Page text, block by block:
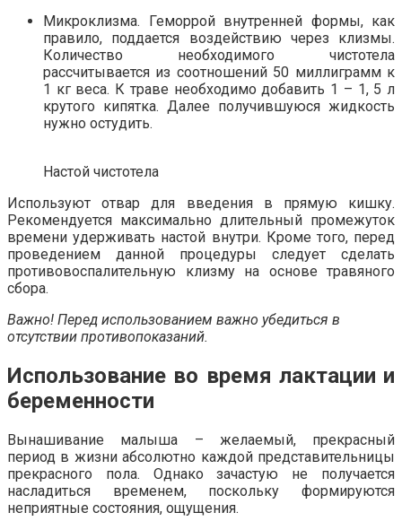
Микроклизма. Геморрой внутренней формы, как
правило, поддается воздействию через клизмы.
Количество необходимого чистотела
рассчитывается из соотношений 50 миллиграмм к
1 кг веса. К траве необходимо добавить 1 – 1, 5 л
крутого кипятка. Далее получившуюся жидкость
нужно остудить.
Настой чистотела
Используют отвар для введения в прямую кишку.
Рекомендуется максимально длительный промежуток
времени удерживать настой внутри. Кроме того, перед
проведением данной процедуры следует сделать
противовоспалительную клизму на основе травяного
сбора.
Важно! Перед использованием важно убедиться в
отсутствии противопоказаний.
Использование во время лактации и
беременности
Вынашивание малыша – желаемый, прекрасный
период в жизни абсолютно каждой представительницы
прекрасного пола. Однако зачастую не получается
насладиться временем, поскольку формируются
неприятные состояния, ощущения.